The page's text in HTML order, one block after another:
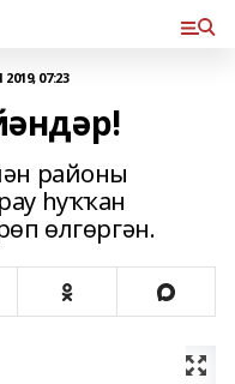
07:23
районы
һуҡҡан
өлгөргән.